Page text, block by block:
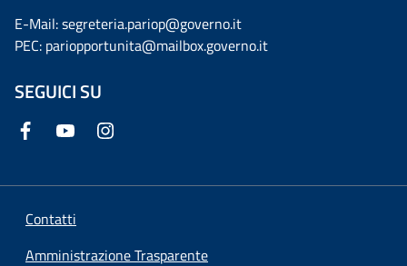
E-Mail: segreteria.pariop@governo.it
PEC: pariopportunita@mailbox.governo.it
SEGUICI SU
Contatti
Amministrazione Trasparente